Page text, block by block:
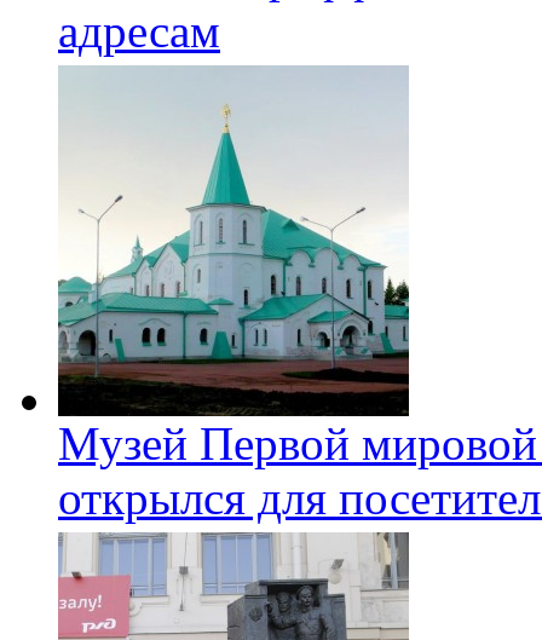
адресам
Музей Первой
открылся для